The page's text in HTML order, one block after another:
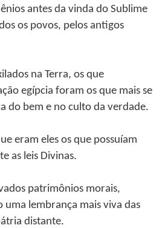
antes da vinda do Sublime
os povos, pelos antigos
na Terra, os que
egípcia foram os que mais se
do bem e no culto da verdade.
eram eles os que possuíam
as leis Divinas.
patrimônios morais,
lembrança mais viva das
distante.